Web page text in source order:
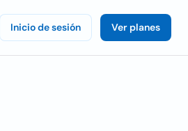
Inicio de sesión Ver planes